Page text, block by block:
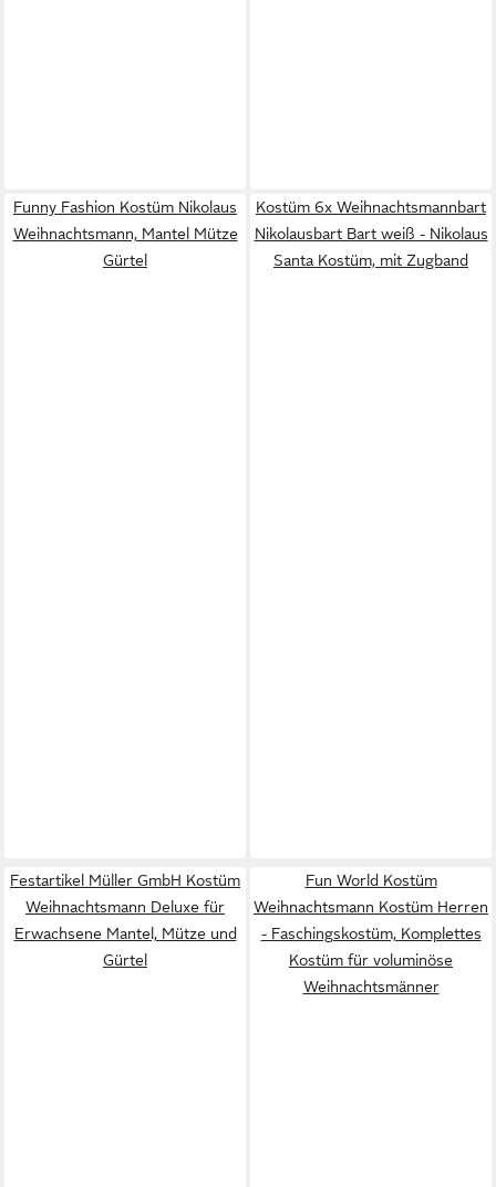
Funny Fashion Kostüm Nikolaus
Weihnachtsmann, Mantel Mütze
Gürtel
Kostüm 6x Weihnachtsmannbart
Nikolausbart Bart weiß - Nikolaus
Santa Kostüm, mit Zugband
Festartikel Müller GmbH Kostüm
Weihnachtsmann Deluxe für
Erwachsene Mantel, Mütze und
Gürtel
Fun World Kostüm
Weihnachtsmann Kostüm Herren
- Faschingskostüm, Komplettes
Kostüm für voluminöse
Weihnachtsmänner